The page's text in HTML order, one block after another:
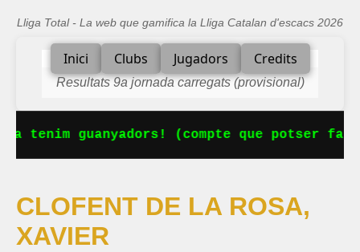
Lliga Total - La web que gamifica la Lliga Catalan d'escacs 2026
Inici Clubs Jugadors Credits
Resultats 9a jornada carregats (provisional)
tenim guanyadors! (compte que potser
CLOFENT DE LA ROSA,
XAVIER